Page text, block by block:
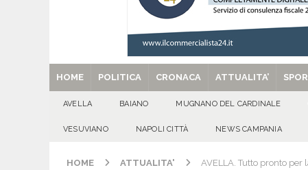
[ 29/08/2025 ] SANT’Oggi. Venerdì 29
HOME POLITICA CRONACA ATTUALITA’
AVELLA BAIANO MUGNANO DEL CARDINALE
VESUVIANO NAPOLI CITTÀ NEWS CAMPANIA
HOME ATTUALITA' AVELLA. Tutto pronto per